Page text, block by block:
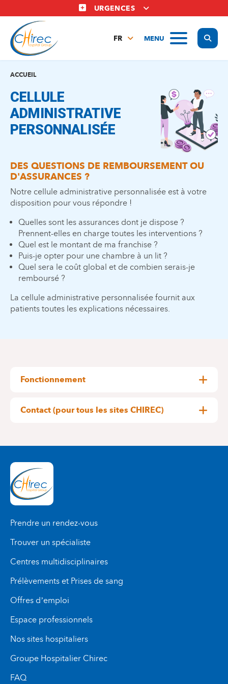
au
contenu
principal
URGENCES
MENU
FR
ACCUEIL
CELLULE
ADMINISTRATIVE
PERSONNALISÉE
DES QUESTIONS DE REMBOURSEMENT OU
D'ASSURANCES ?
Notre cellule administrative personnalisée est à votre
disposition pour vous répondre !
Quelles sont les assurances dont je dispose ?
Prennent-elles en charge toutes les interventions ?
Quel est le montant de ma franchise ?
Puis-je opter pour une chambre à un lit ?
Quel sera le coût global et de combien serais-je
remboursé ?
La cellule administrative personnalisée fournit aux
patients toutes les explications nécessaires.
Fonctionnement
l'informer de l'existence de la cellule
Le patient entre ensuite en contact avec un
membre de ce service afin d'analyser sa
situation et de planifier son séjour hospitalier de
façon claire et sereine.
Contact (pour tous les sites CHIREC)
Prendre un rendez-vous
Trouver un spécialiste
Centres multidisciplinaires
Prélèvements et Prises de sang
Offres d’emploi
Espace professionnels
Nos sites hospitaliers
Groupe Hospitalier Chirec
FAQ